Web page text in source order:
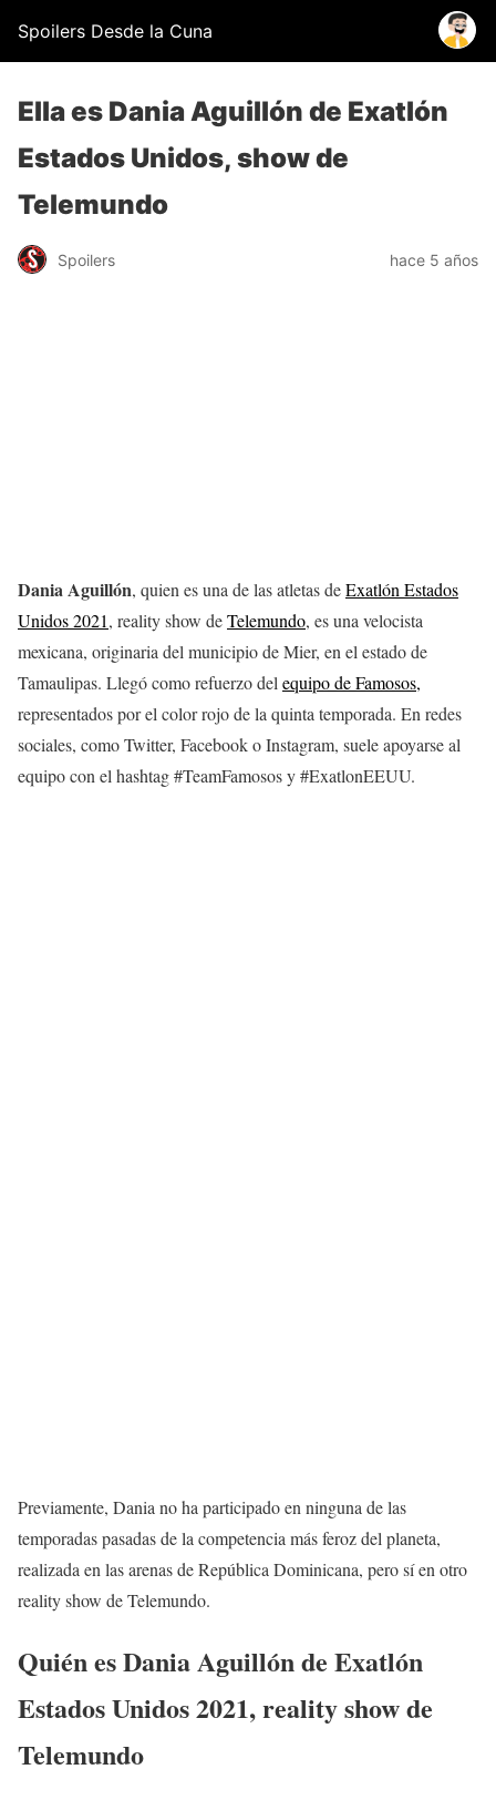
Spoilers Desde la Cuna
Ella es Dania Aguillón de Exatlón
Estados Unidos, show de
Telemundo
Spoilers hace 5 años
Dania Aguillón, quien es una de las atletas deExatlón Estados
Unidos 2021, reality show deTelemundo, es una velocista
mexicana, originaria del municipio de Mier, en el estado de
Tamaulipas. Llegó como refuerzo del equipo de Famosos,
representados por el color rojo de la quinta temporada. En redes
sociales, como Twitter, Facebook o Instagram, suele apoyarse al
equipo con el hashtag #TeamFamosos y #ExatlonEEUU.
Previamente, Dania no ha participado en ninguna de las
temporadas pasadas de la competencia más feroz del planeta,
realizada en las arenas de República Dominicana, pero sí en otro
reality show de Telemundo.
Quién es Dania Aguillón de Exatlón
Estados Unidos 2021, reality show de
Telemundo